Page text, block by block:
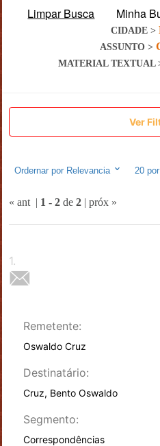
Limpar Busca Minha
CIDADE>
ASSUNTO >
MATERIAL TEXTUAL
Ver
Ordernar por Relevancia 20por
« ant | 1 - 2de 2| próx »
1.
Remetente:
Oswaldo Cruz
Destinatário:
Cruz, Bento Oswaldo
Segmento:
Correspondências